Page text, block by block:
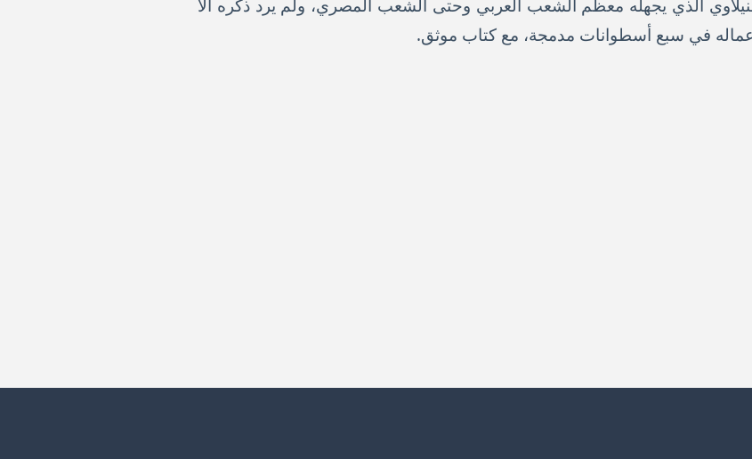
الذي يجهله معظم الشعب العربي وحتى الشعب المصري، ولم يرد ذكره الا
في سبع أسطوانات مدمجة، مع كتاب موثق.